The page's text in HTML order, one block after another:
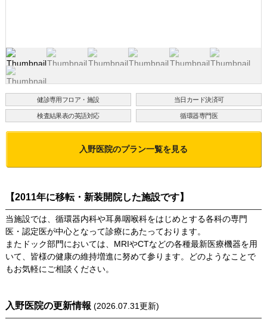
健診専用フロア・施設 当日カード決済可
検査結果表の英語対応 循環器専門医
入野医院のプラン一覧を見る
【2011年に移転・新装開院した施設です】
当施設では、循環器内科や耳鼻咽喉科をはじめとする各科の専門
医・認定医が中心となって診療にあたっております。
またドック部門においては、MRIやCTなどの各種最新医療機器を用
いて、皆様の健康の維持増進に努めて参ります。どのようなことで
もお気軽にご相談ください。
入野医院の更新情報 (2026.07.31更新)